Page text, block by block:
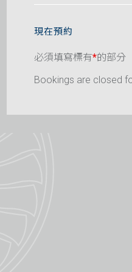
現在預約
必須填寫標有*的部分
Bookings are closed